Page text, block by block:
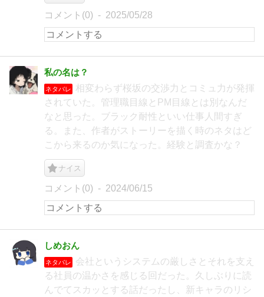
コメント(0) 2025/05/28
私の名は？
ネタバレ
相変わらず桜坂の交渉力とコミュ力が発揮
されていた。管理職目線とPM目線とは別なんだ
なと思った。ブラック耐性といい仕事人間すぎ
る。また、作者がストーリーを描く時のネタはど
こから来るのか気になった。経験と調査かな？
ナイス
コメント(0) 2024/06/15
しめおん
ネタバレ
会社というシステムの厳しさとそれを支え
る社員の温かさを感じる回だった。久しぶりに読
んでてスカッとする話だったし、新キャラのリシ